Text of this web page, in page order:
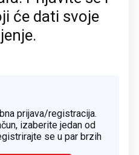
će dati svoje
prijava/registracija.
izaberite jedan od
se u par brzih